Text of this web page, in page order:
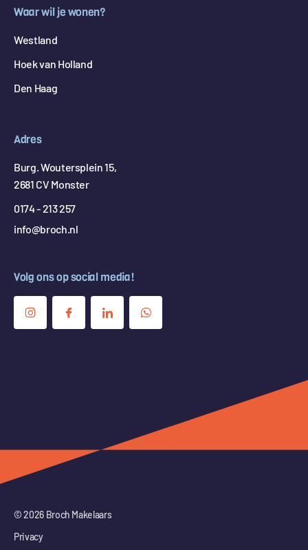
Waar wil je wonen?
Westland
Hoek van Holland
Den Haag
Adres
Burg. Woutersplein 15,
2681 CV Monster
0174 - 213 257
info@broch.nl
Volg ons op social media!
© 2026 Broch Makelaars
Privacy